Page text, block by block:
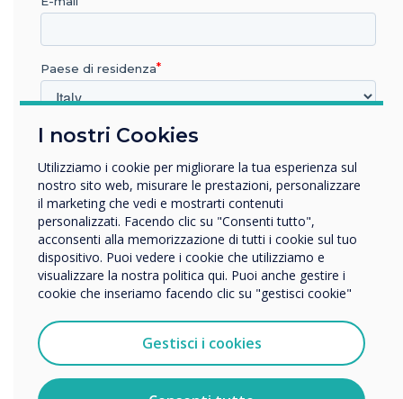
HEFE
I nostri Cookies
Utilizziamo i cookie per migliorare la tua esperienza sul
nostro sito web, misurare le prestazioni, personalizzare
il marketing che vedi e mostrarti contenuti
personalizzati. Facendo clic su "Consenti tutto",
acconsenti alla memorizzazione di tutti i cookie sul tuo
dispositivo. Puoi vedere i cookie che utilizziamo e
visualizzare la nostra politica qui. Puoi anche gestire i
cookie che inseriamo facendo clic su "gestisci cookie"
Gestisci i cookies
Paese di residenza
In quale settore lavora?
Impresa
Altro
Nome della società
Vorremmo contattarti in merito ai nostri prodotti e servizi
Accetto di ricevere comunicazioni da Clevertouch.
Per informazioni su come raccogliamo e utilizziamo i
vostri dati personali, visitate la nostra
informativa sulla